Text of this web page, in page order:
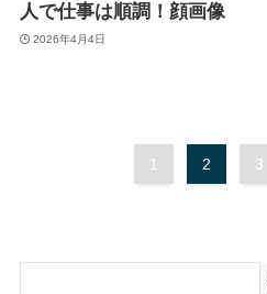
人で仕事は順調！顔画像
2026年4月4日
1 2 3